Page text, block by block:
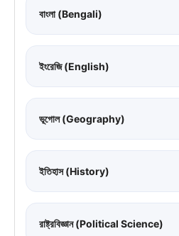
বাংলা (Bengali)
ইংরেজি (English)
ভূগোল (Geography)
ইতিহাস (History)
রাষ্ট্রবিজ্ঞান (Political Science)